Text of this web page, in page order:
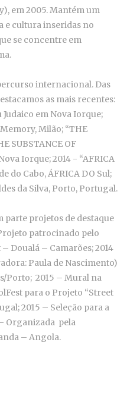
em 2005. Mantém um
e cultura inseridas no
se concentre em
internacional. Das
as mais recentes:
Judaico em Nova Iorque;
Milão; “THE
SUBSTANCE OF
Iorque; 2014 - “AFRICA
do Cabo, ÁFRICA DO Sul;
da Silva, Porto, Portugal.
parte projetos de destaque
patrocinado pelo
Doualá – Camarões; 2014
Paula de Nascimento)
Porto; 2015 – Mural na
para o Projeto “Street
2015 – Seleção para a
Organizada pela
– Angola.